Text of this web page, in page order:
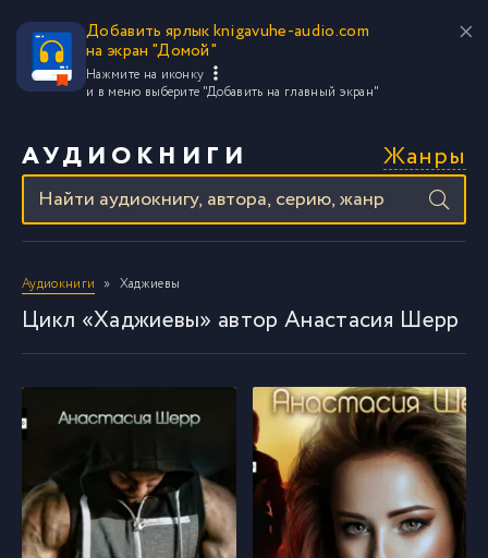
Добавить ярлык knigavuhe-audio.com
на экран "Домой"
Нажмите на иконку
и в меню выберите "Добавить на главный экран"
АУДИОКНИГИ Жанры
Аудиокниги Хаджиевы
Цикл «Хаджиевы» автор Анастасия Шерр